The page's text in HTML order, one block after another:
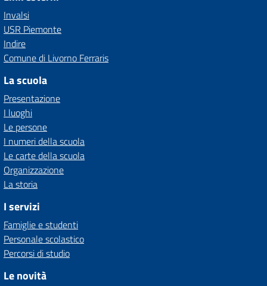
Invalsi
USR Piemonte
Indire
Comune di Livorno Ferraris
La scuola
Presentazione
I luoghi
Le persone
I numeri della scuola
Le carte della scuola
Organizzazione
La storia
I servizi
Famiglie e studenti
Personale scolastico
Percorsi di studio
Le novità